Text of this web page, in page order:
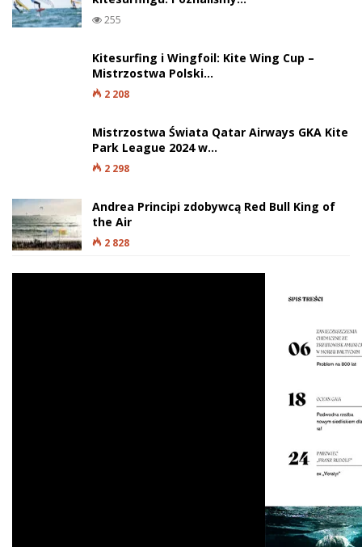
255
Kitesurfing i Wingfoil: Kite Wing Cup –
Mistrzostwa Polski…
2 208
Mistrzostwa Świata Qatar Airways GKA Kite
Park League 2024 w…
2 298
Andrea Principi zdobywcą Red Bull King of
the Air
2 828